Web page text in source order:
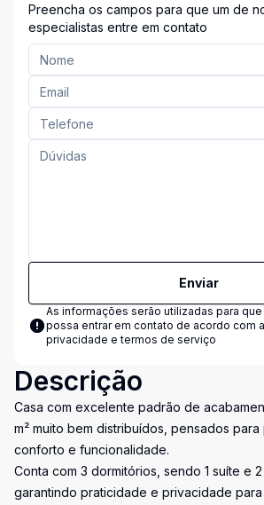
Preencha os campos para que um de
especialistas entre em contato
Enviar
As informações serão utilizadas para
possa entrar em contato de acordo com a
privacidade e termos de serviço
Descrição
Casa com excelente padrão de
m² muito bem distribuídos, pensados
conforto e funcionalidade.
Conta com 3 dormitórios, sendo 1 suíte e 2
garantindo praticidade e privacidade para